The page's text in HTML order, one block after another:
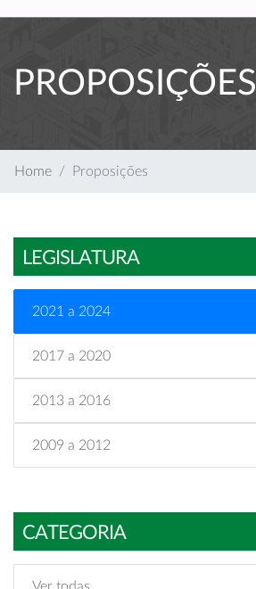
PROPOSIÇÕES
Home Proposições
LEGISLATURA
2021 a 2024
2017 a 2020
2013 a 2016
2009 a 2012
CATEGORIA